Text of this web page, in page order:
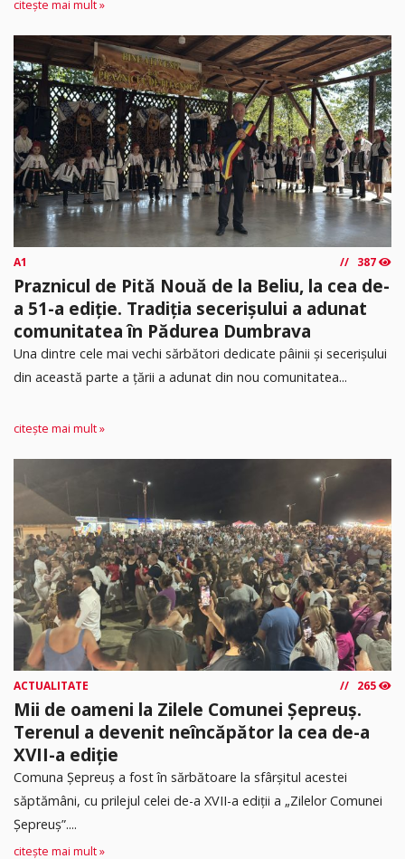
citește mai mult »
A1 387
Praznicul de Pită Nouă de la Beliu, la cea de-
a 51-a ediție. Tradiția secerișului a adunat
comunitatea în Pădurea Dumbrava
Una dintre cele mai vechi sărbători dedicate pâinii și secerișului
din această parte a țării a adunat din nou comunitatea...
citește mai mult »
ACTUALITATE 265
Mii de oameni la Zilele Comunei Șepreuș.
Terenul a devenit neîncăpător la cea de-a
XVII-a ediție
Comuna Șepreuș a fost în sărbătoare la sfârșitul acestei
săptămâni, cu prilejul celei de-a XVII-a ediții a „Zilelor Comunei
Șepreuș”....
citește mai mult »